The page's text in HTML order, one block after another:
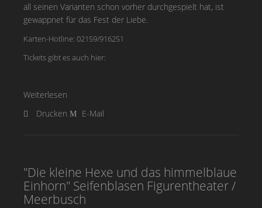
all seinen Varianten schon vorher durchgespielt hat, ist
gewappnet für das Fest der Liebe.
Karten-Hotline: 02159/916251
Tickets gibt es auch hier:
Weiterlesen
Drucken
E-Mail
"Die kleine Hexe und das himmelblaue
Einhorn" Seifenblasen Figurentheater /
Meerbusch